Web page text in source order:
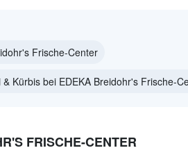
Frische-Center
& Kürbis bei EDEKA Breidohr's Frische-
FRISCHE-CENTER